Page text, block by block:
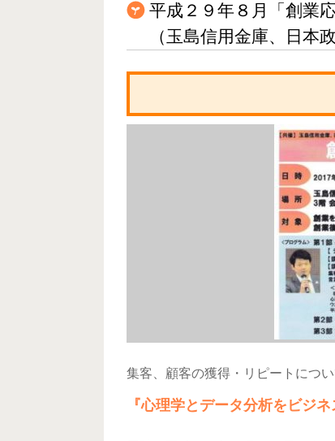
平成２９年８月「創業
（玉島信用金庫、日本
集客、顧客の獲得・リピートにつ
『心理学とデータ分析をビジネ